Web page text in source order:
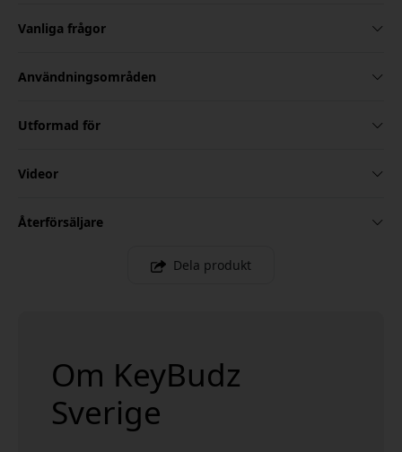
Vanliga frågor
Användningsområden
Utformad för
Videor
Återförsäljare
Dela produkt
Om KeyBudz
Sverige